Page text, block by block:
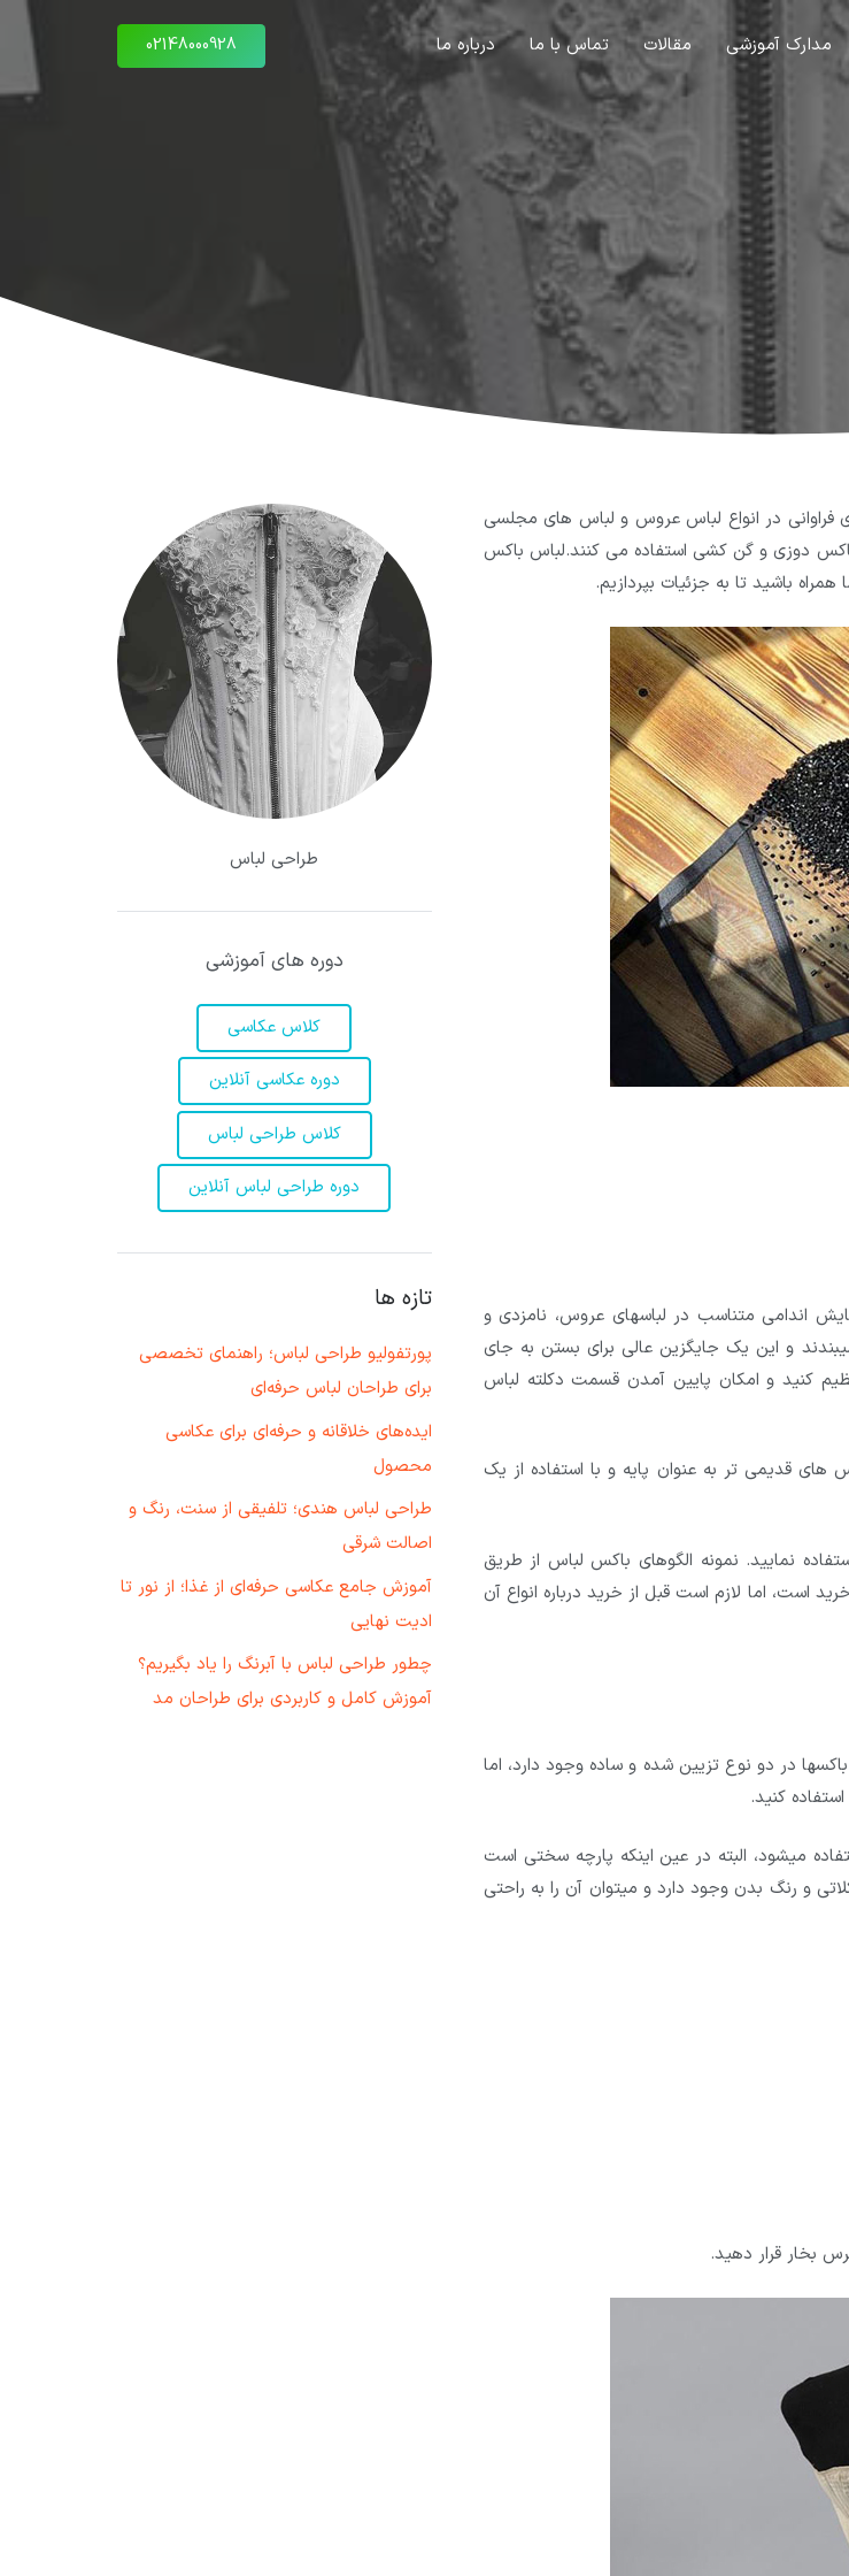
مدارک آموزشی مقالات تماس با ما درباره ما 02148000928
فراوانی در انواع لباس عروس و لباس های مجلسی
دوزی و گن کشی استفاده می کنند.لباس باکس
باشید تا به جزئیات بپردازیم.
اندامی متناسب در لباسهای عروس، نامزدی و
و این یک جایگزین عالی برای بستن به جای
کنید و امکان پایین آمدن قسمت دکلته لباس
های قدیمی تر به عنوان پایه و با استفاده از یک
نمایید. نمونه الگوهای باکس لباس از طریق
است، اما لازم است قبل از خرید درباره انواع آن
در دو نوع تزیین شده و ساده وجود دارد، اما
میشود، البته در عین اینکه پارچه سختی است
و رنگ بدن وجود دارد و میتوان آن را به راحتی
بخار قرار دهید.
طراحی لباس
دوره های آموزشی
کلاس عکاسی
دوره عکاسی آنلاین
کلاس طراحی لباس
دوره طراحی لباس آنلاین
تازه ها
پورتفولیو طراحی لباس؛ راهنمای تخصصی
برای طراحان لباس حرفه‌ای
ایده‌های خلاقانه و حرفه‌ای برای عکاسی
محصول
طراحی لباس هندی؛ تلفیقی از سنت، رنگ و
اصالت شرقی
آموزش جامع عکاسی حرفه‌ای از غذا؛ از نور تا
ادیت نهایی
چطور طراحی لباس با آبرنگ را یاد بگیریم؟
آموزش کامل و کاربردی برای طراحان مد